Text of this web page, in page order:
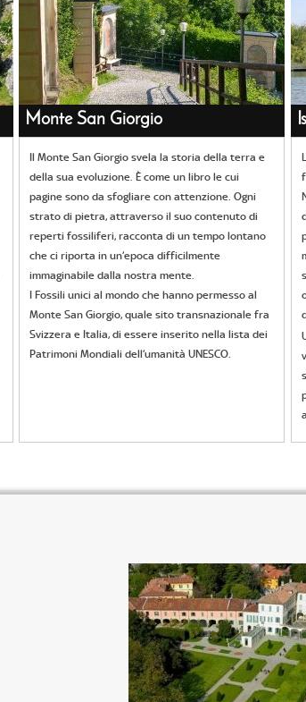
Monte San Giorgio
Il Monte San Giorgio svela la storia della terra e
della sua evoluzione. È come un libro le cui
pagine sono da sfogliare con attenzione. Ogni
strato di pietra, attraverso il suo contenuto di
reperti fossiliferi, racconta di un tempo lontano
che ci riporta in un’epoca difficilmente
immaginabile dalla nostra mente.
I Fossili unici al mondo che hanno permesso al
Monte San Giorgio, quale sito transnazionale fra
Svizzera e Italia, di essere inserito nella lista dei
Patrimoni Mondiali dell’umanità UNESCO.